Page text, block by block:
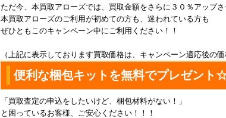
ただ今、本買取アローズでは、買取金額をさらに３０％アップ
本買取アローズのご利用が初めての方も、迷われている方も
ぜひともこのキャンペーン中にご利用ください！！
（上記に表示しております買取価格は、キャンペーン適応後の
便利な梱包キットを無料でプレゼント
「買取査定の申込をしたいけど、梱包材料がない！」
と困っているお客様、ご安心ください！！！